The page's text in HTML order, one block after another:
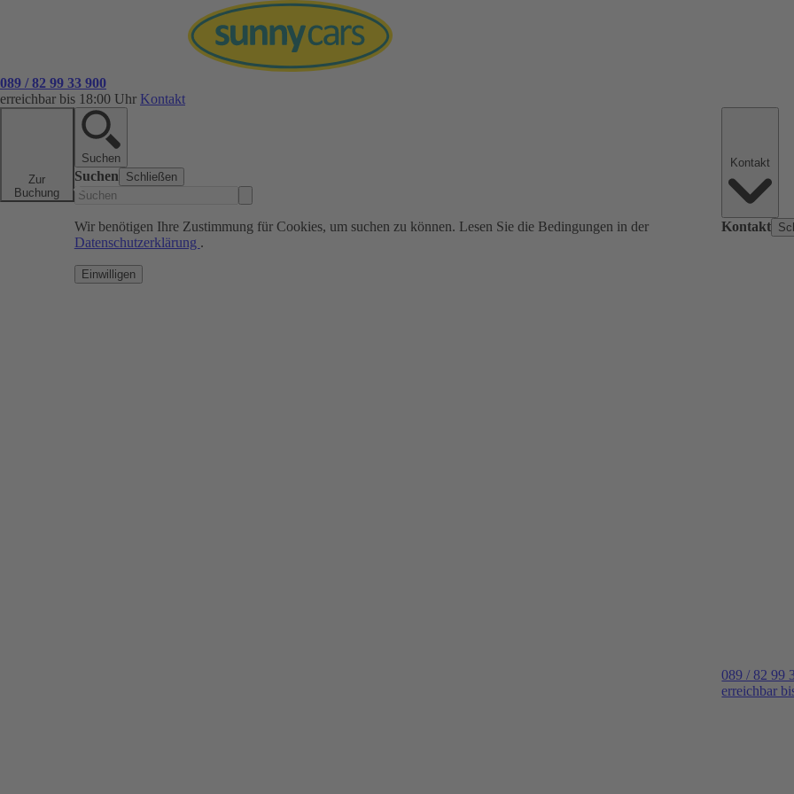
089 / 82 99 33 900
erreichbar bis 18:00 Uhr Kontakt
Zur
Buchung
Suchen
Suchen Schließen
Wir benötigen Ihre Zustimmung für Cookies, um suchen zu können. Lesen Sie die Bedingungen in der
Datenschutzerklärung .
Einwilligen
Kontakt
089 / 82 99
erreichbar